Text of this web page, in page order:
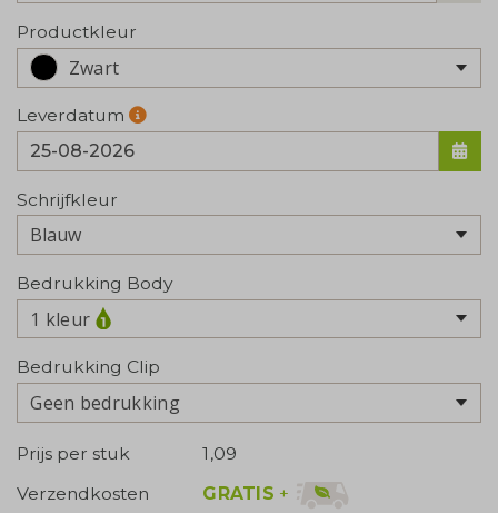
Productkleur
Zwart
Leverdatum
Schrijfkleur
Bedrukking Body
1 kleur
Bedrukking Clip
Geen bedrukking
Prijs per stuk
1,09
Verzendkosten
GRATIS +